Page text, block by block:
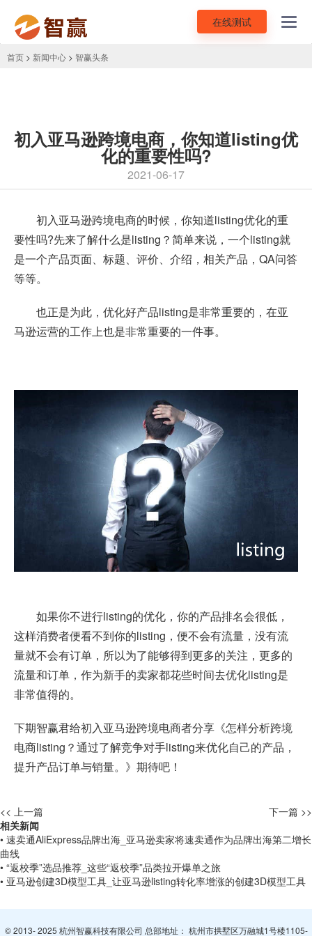
在线测试
首页 > 新闻中心 > 智赢头条
初入亚马逊跨境电商，你知道listing优
化的重要性吗?
2021-06-17
初入亚马逊跨境电商的时候，你知道listing优化的重
要性吗?先来了解什么是listing？简单来说，一个listing就
是一个产品页面、标题、评价、介绍，相关产品，QA问答
等等。
也正是为此，优化好产品listing是非常重要的，在亚
马逊运营的工作上也是非常重要的一件事。
如果你不进行listing的优化，你的产品排名会很低，
这样消费者便看不到你的listing，便不会有流量，没有流
量就不会有订单，所以为了能够得到更多的关注，更多的
流量和订单，作为新手的卖家都花些时间去优化listing是
非常值得的。
下期智赢君给初入亚马逊跨境电商者分享《怎样分析跨境
电商listing？通过了解竞争对手listing来优化自己的产品，
提升产品订单与销量。》期待吧！
<< 上一篇
下一篇 >>
相关新闻
• 速卖通AliExpress品牌出海_亚马逊卖家将速卖通作为品牌出海第二增长
曲线
• “返校季”选品推荐_这些“返校季”品类拉开爆单之旅
• 亚马逊创建3D模型工具_让亚马逊listing转化率增涨的创建3D模型工具
© 2013- 2025 杭州智赢科技有限公司 总部地址： 杭州市拱墅区万融城1号楼1105-